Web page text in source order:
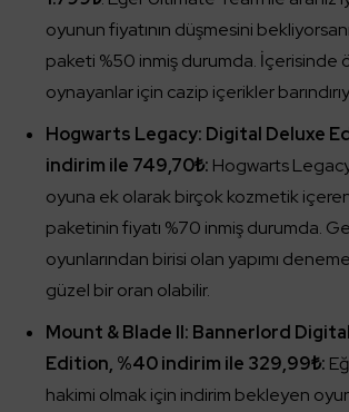
oyunun fiyatının düşmesini
paketi %50 inmiş durumda. İçerisinde
oynayanlar için cazip içerikler
Hogwarts Legacy: Digital Deluxe
indirim ile 749,70₺: Hogwarts
oyuna ek olarak birçok kozmetik
paketinin fiyatı %70 inmiş durumda.
oyunlarından birisi olan yapımı
güzel bir oran olabilir.
Mount & Blade II: Bannerlord
Edition, %40 indirim ile 329,99₺:
hakimi olmak için indirim bekleyen